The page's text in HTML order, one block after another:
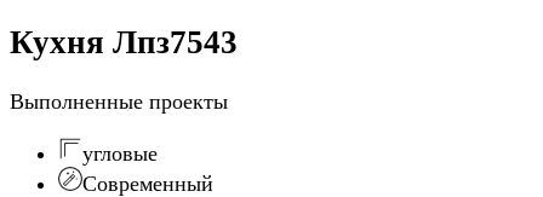
Кухня Лпз7543
Выполненные проекты
угловые
Современный